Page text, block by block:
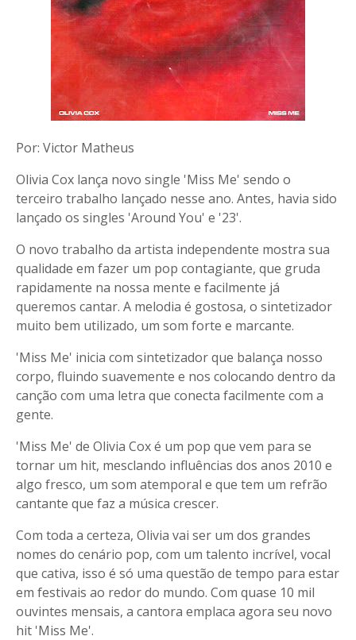
Por: Victor Matheus
Olivia Cox lança novo single 'Miss Me' sendo o
terceiro trabalho lançado nesse ano. Antes, havia sido
lançado os singles 'Around You' e '23'.
O novo trabalho da artista independente mostra sua
qualidade em fazer um pop contagiante, que gruda
rapidamente na nossa mente e facilmente já
queremos cantar. A melodia é gostosa, o sintetizador
muito bem utilizado, um som forte e marcante.
'Miss Me' inicia com sintetizador que balança nosso
corpo, fluindo suavemente e nos colocando dentro da
canção com uma letra que conecta facilmente com a
gente.
'Miss Me' de Olivia Cox é um pop que vem para se
tornar um hit, mesclando influências dos anos 2010 e
algo fresco, um som atemporal e que tem um refrão
cantante que faz a música crescer.
Com toda a certeza, Olivia vai ser um dos grandes
nomes do cenário pop, com um talento incrível, vocal
que cativa, isso é só uma questão de tempo para estar
em festivais ao redor do mundo. Com quase 10 mil
ouvintes mensais, a cantora emplaca agora seu novo
hit 'Miss Me'.